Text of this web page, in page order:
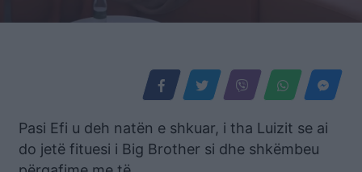
Pasi Efi u deh natën e shkuar, i tha Luizit se ai
do jetë fituesi i Big Brother si dhe shkëmbeu